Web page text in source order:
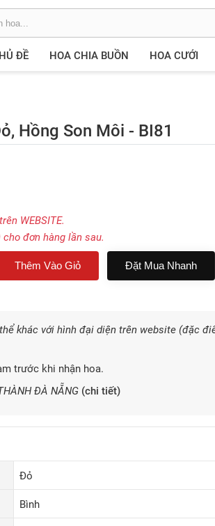
ĐỀ HOA CHIA BUỒN HOA CƯỚI
Hồng Son Môi - BI81
WEBSITE.
đơn hàng lần sau.
Đặt Mua Nhanh
khác với hình đại diện trên website (đặc
trước khi nhận hoa.
ĐÀ NẴNG (chi tiết)
Đỏ
Bình